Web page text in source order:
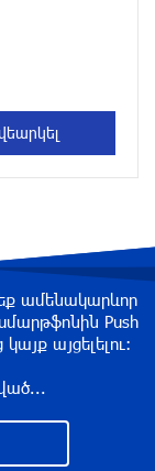
2 ժամ առաջ
շուրջ 7
կետերի և
ամենակարևոր
Push
այցելելու։